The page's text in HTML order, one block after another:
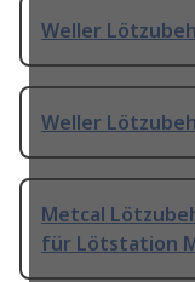
Weller
Weller
Metcal
für Lötstation